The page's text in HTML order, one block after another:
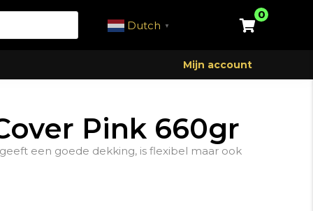
Dutch ▼
0
Mijn account
Pink 660gr
een goede dekking, is flexibel maar ook